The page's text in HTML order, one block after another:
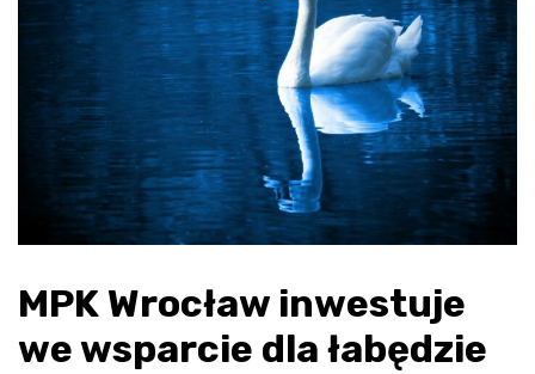
MPK Wrocław inwestuje
we wsparcie dla łabędzie